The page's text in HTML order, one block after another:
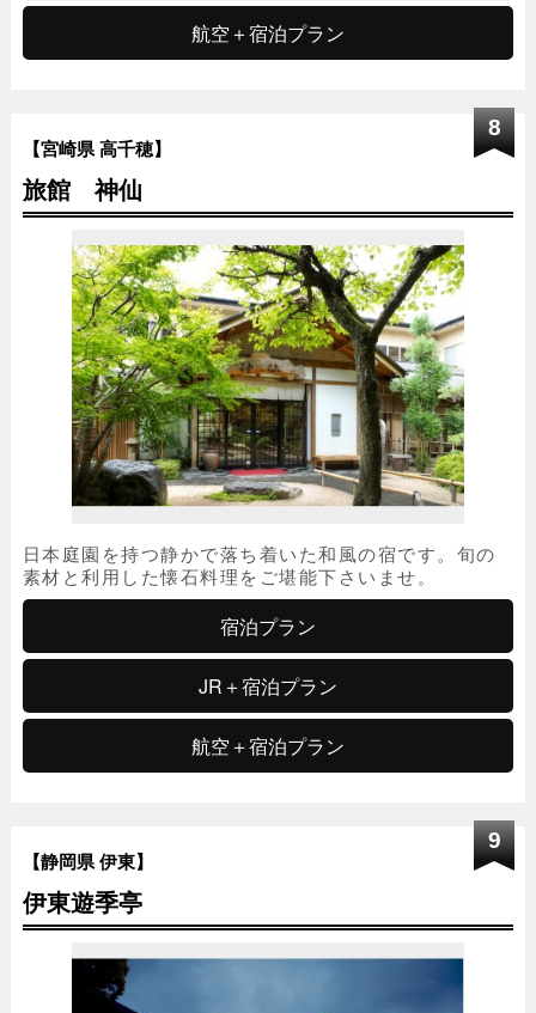
航空＋宿泊プラン
8
【宮崎県 高千穂】
旅館 神仙
日本庭園を持つ静かで落ち着いた和風の宿です。旬の
素材と利用した懐石料理をご堪能下さいませ。
宿泊プラン
JR＋宿泊プラン
航空＋宿泊プラン
9
【静岡県 伊東】
伊東遊季亭